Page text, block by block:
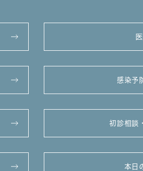
感染予
初診相談
本日